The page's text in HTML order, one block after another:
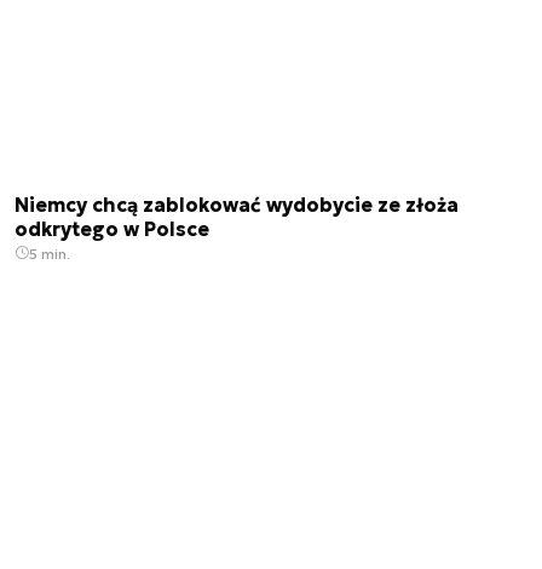
Niemcy chcą zablokować wydobycie ze złoża
odkrytego w Polsce
5 min.